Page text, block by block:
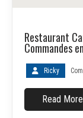
Restaurant
Commandes
Ricky
Read More